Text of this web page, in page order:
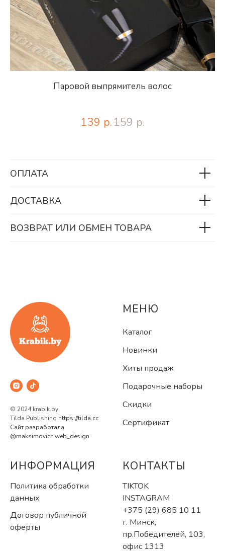
Паровой выпрямитель волос
139 р.159 р.
ОПЛАТА
ДОСТАВКА
ВОЗВРАТ ИЛИ ОБМЕН ТОВАРА
© 2024 krabik.by
Tilda Publishing https://tilda.cc
Сайт разработала
@maksimovich.web_design
МЕНЮ
Каталог
Новинки
Хиты продаж
Подарочные наборы
Скидки
Сертификат
ИНФОРМАЦИЯ
Политика обработки
данных
Договор публичной
оферты
КОНТАКТЫ
TIKTOK
INSTAGRAM
+375 (29) 685 10 11
г. Минск,
пр.Победителей, 103,
офис 1313